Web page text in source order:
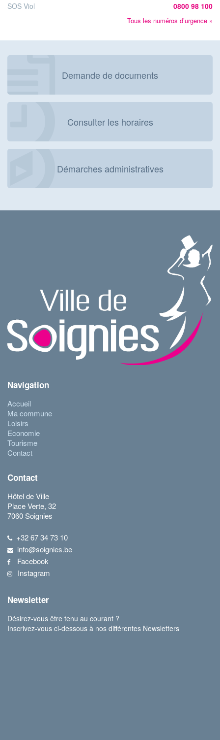
SOS Viol
0800 98 100
Tous les numéros d’urgence »
Demande de documents
Consulter les horaires
Démarches administratives
Navigation
Accueil
Ma commune
Loisirs
Economie
Tourisme
Contact
Contact
Hôtel de Ville
Place Verte, 32
7060 Soignies
+32 67 34 73 10
info@soignies.be
Facebook
Instagram
Newsletter
Désirez-vous être tenu au courant ?
Inscrivez-vous ci-dessous à nos différentes Newsletters